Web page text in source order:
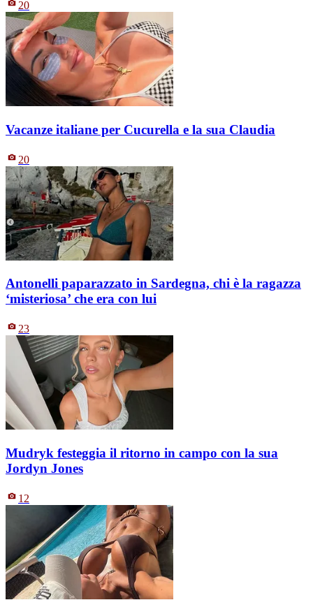
20
Vacanze italiane per Cucurella e la sua Claudia
20
Antonelli paparazzato in Sardegna, chi è la ragazza
‘misteriosa’ che era con lui
23
Mudryk festeggia il ritorno in campo con la sua
Jordyn Jones
12